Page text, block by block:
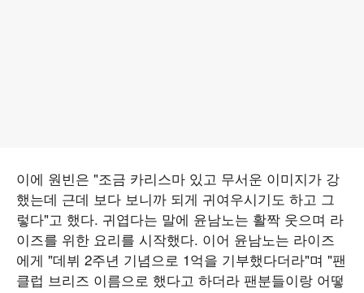
이에 원빈은 "조금 카리스마 있고 무서운 이미지가 강
했는데 근데 보다 보니까 되게 귀여우시기도 하고 그
렇다"고 했다. 귀엽다는 말에 윤남노는 활짝 웃으며 라
이즈를 위한 요리를 시작했다. 이어 윤남노는 라이즈
에게 "데뷔 2주년 기념으로 1억을 기부했다더라"며 "팬
클럽 브리즈 이름으로 했다고 하더라 팬분들이랑 어떻